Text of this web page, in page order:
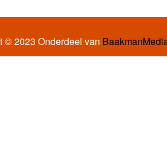
© 2023 Onderdeel van